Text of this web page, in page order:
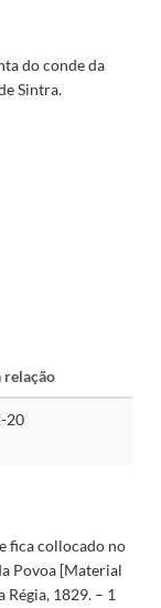
do conde da
Sintra.
relação
20
fica collocado no
Povoa [Material
Régia, 1829. – 1